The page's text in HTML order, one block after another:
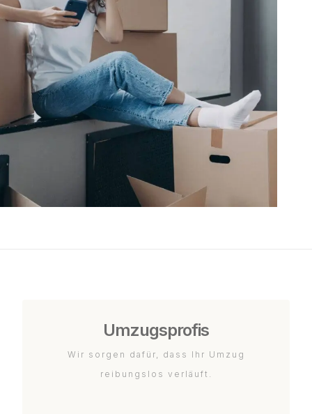
Umzugsprofis
Wir sorgen dafür, dass Ihr Umzug
reibungslos verläuft.